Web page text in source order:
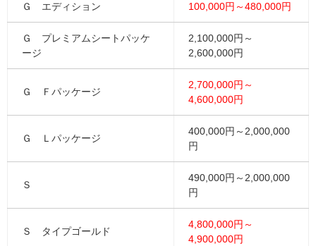
Ｇ エディション 100,000円～480,000円
Ｇ プレミアムシートパッケ
ージ
2,100,000円～
2,600,000円
Ｇ Ｆパッケージ
2,700,000円～
4,600,000円
Ｇ Ｌパッケージ
400,000円～2,000,000
円
Ｓ
490,000円～2,000,000
円
Ｓ タイプゴールド
4,800,000円～
4,900,000円